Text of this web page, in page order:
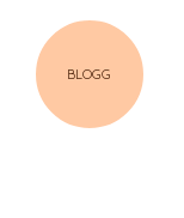
BLOGG